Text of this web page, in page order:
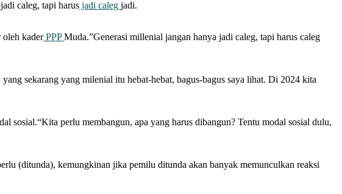
caleg, tapi harus jadi caleg jadi.
oleh kaderPPPMuda.”Generasi millenial jangan hanya jadi caleg, tapi harus caleg
sekarang yang milenial itu hebat-hebat, bagus-bagus saya lihat. Di 2024 kita
sosial.“Kita perlu membangun, apa yang harus dibangun? Tentu modal sosial dulu,
(ditunda), kemungkinan jika pemilu ditunda akan banyak memunculkan reaksi